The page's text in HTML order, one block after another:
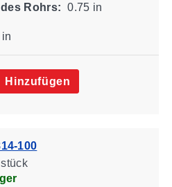
Rohrs: 0.75 in
Hinzufügen
100